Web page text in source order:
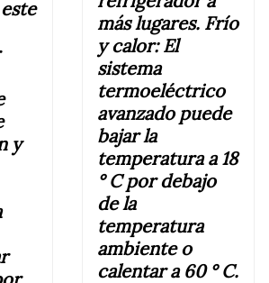
este
y
más lugares. Frío
y calor: El
sistema
termoeléctrico
avanzado puede
bajar la
temperatura a 18
° C por debajo
de la
temperatura
ambiente o
calentar a 60 ° C.